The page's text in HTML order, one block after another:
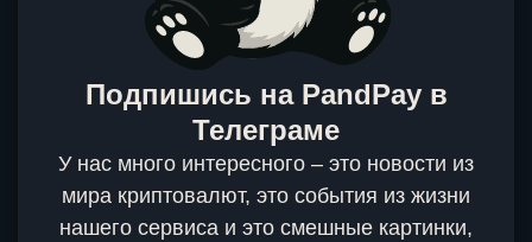
Подпишись на PandPay в
Телеграме
У нас много интересного – это новости из
мира криптовалют, это события из жизни
нашего сервиса и это смешные картинки,